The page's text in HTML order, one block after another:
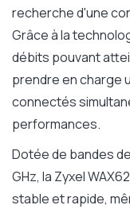
recherche d'une
Grâce à la
débits pouvant
prendre en charge
connectés
performances.
Dotée de bandes
GHz, la Zyxel
stable et rapide,